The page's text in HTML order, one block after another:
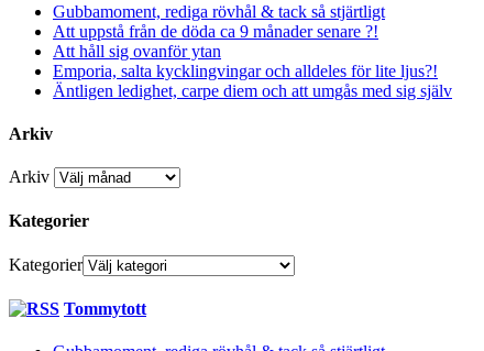
Gubbamoment, rediga rövhål & tack så stjärtligt
Att uppstå från de döda ca 9 månader senare ?!
Att håll sig ovanför ytan
Emporia, salta kycklingvingar och alldeles för lite ljus?!
Äntligen ledighet, carpe diem och att umgås med sig själv
Arkiv
Arkiv
Kategorier
Kategorier
Tommytott